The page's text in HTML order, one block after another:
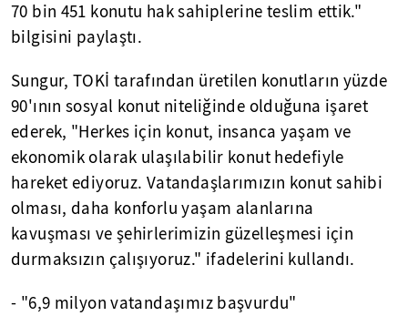
70 bin 451 konutu hak sahiplerine teslim ettik."
bilgisini paylaştı.
Sungur, TOKİ tarafından üretilen konutların yüzde
90'ının sosyal konut niteliğinde olduğuna işaret
ederek, "Herkes için konut, insanca yaşam ve
ekonomik olarak ulaşılabilir konut hedefiyle
hareket ediyoruz. Vatandaşlarımızın konut sahibi
olması, daha konforlu yaşam alanlarına
kavuşması ve şehirlerimizin güzelleşmesi için
durmaksızın çalışıyoruz." ifadelerini kullandı.
- "6,9 milyon vatandaşımız başvurdu"